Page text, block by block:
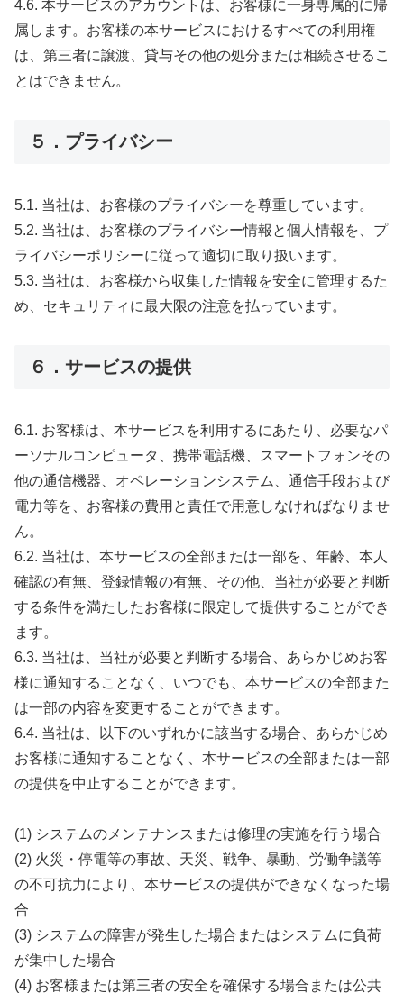
4.6. 本サービスのアカウントは、お客様に一身専属的に帰
属します。お客様の本サービスにおけるすべての利用権
は、第三者に譲渡、貸与その他の処分または相続させるこ
とはできません。
５．プライバシー
5.1. 当社は、お客様のプライバシーを尊重しています。
5.2. 当社は、お客様のプライバシー情報と個人情報を、プ
ライバシーポリシーに従って適切に取り扱います。
5.3. 当社は、お客様から収集した情報を安全に管理するた
め、セキュリティに最大限の注意を払っています。
６．サービスの提供
6.1. お客様は、本サービスを利用するにあたり、必要なパ
ーソナルコンピュータ、携帯電話機、スマートフォンその
他の通信機器、オペレーションシステム、通信手段および
電力等を、お客様の費用と責任で用意しなければなりませ
ん。
6.2. 当社は、本サービスの全部または一部を、年齢、本人
確認の有無、登録情報の有無、その他、当社が必要と判断
する条件を満たしたお客様に限定して提供することができ
ます。
6.3. 当社は、当社が必要と判断する場合、あらかじめお客
様に通知することなく、いつでも、本サービスの全部また
は一部の内容を変更することができます。
6.4. 当社は、以下のいずれかに該当する場合、あらかじめ
お客様に通知することなく、本サービスの全部または一部
の提供を中止することができます。
(1) システムのメンテナンスまたは修理の実施を行う場合
(2) 火災・停電等の事故、天災、戦争、暴動、労働争議等
の不可抗力により、本サービスの提供ができなくなった場
合
(3) システムの障害が発生した場合またはシステムに負荷
が集中した場合
(4) お客様または第三者の安全を確保する場合または公共